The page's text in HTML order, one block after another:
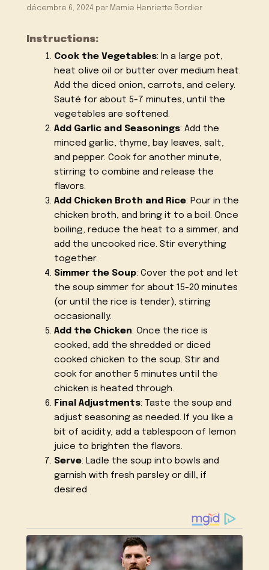
décembre 6, 2024 par Mamie Henriette Bordier
Instructions:
Cook the Vegetables: In a large pot,
heat olive oil or butter over medium heat.
Add the diced onion, carrots, and celery.
Sauté for about 5-7 minutes, until the
vegetables are softened.
Add Garlic and Seasonings: Add the
minced garlic, thyme, bay leaves, salt,
and pepper. Cook for another minute,
stirring to combine and release the
flavors.
Add Chicken Broth and Rice: Pour in the
chicken broth, and bring it to a boil. Once
boiling, reduce the heat to a simmer, and
add the uncooked rice. Stir everything
together.
Simmer the Soup: Cover the pot and let
the soup simmer for about 15-20 minutes
(or until the rice is tender), stirring
occasionally.
Add the Chicken: Once the rice is
cooked, add the shredded or diced
cooked chicken to the soup. Stir and
cook for another 5 minutes until the
chicken is heated through.
Final Adjustments: Taste the soup and
adjust seasoning as needed. If you like a
bit of acidity, add a tablespoon of lemon
juice to brighten the flavors.
Serve: Ladle the soup into bowls and
garnish with fresh parsley or dill, if
desired.